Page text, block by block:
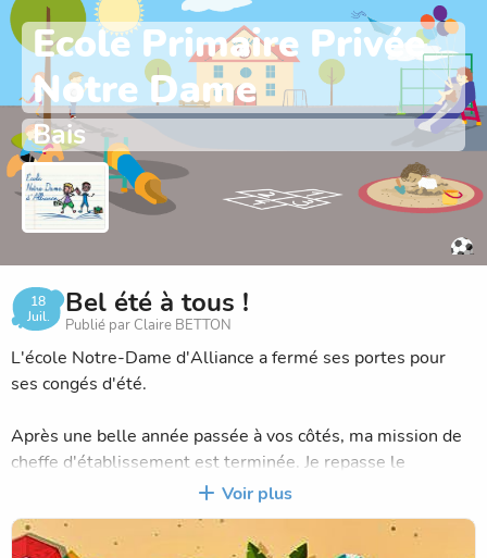
Ecole Primaire Privée
Notre Dame
Bais
18
Juil.
Bel été à tous !
Publié par Claire BETTON
L'école Notre-Dame d'Alliance a fermé ses portes pour
ses congés d'été.
Après une belle année passée à vos côtés, ma mission de
cheffe d'établissement est terminée. Je repasse le
flambeau à Mme LE PORT qui vous adressera un mail le
vendredi 28/08 en soirée pour les petites nouvelles de
rentrée.
Voir plus